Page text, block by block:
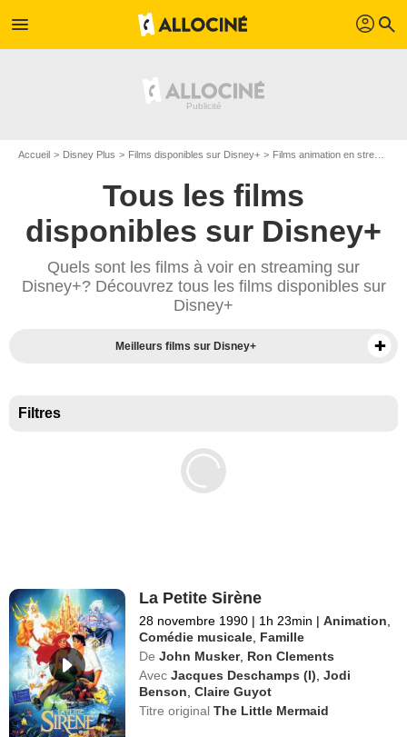
menu profil search
Accueil Disney Plus Films disponibles sur Disney+ Films animation en streaming sur Disney+
Tous les films
disponibles sur Disney+
Quels sont les films à voir en streaming sur
Disney+? Découvrez tous les films disponibles sur
Disney+
Meilleurs films sur Disney+
Filtres
La Petite Sirène
28 novembre 1990 | 1h 23min | Animation
Comédie musicale Famille
De John Musker, Ron Clements
Avec Jacques Deschamps (I) ,Jodi
Benson ,Claire Guyot
Titre originalThe Little Mermaid